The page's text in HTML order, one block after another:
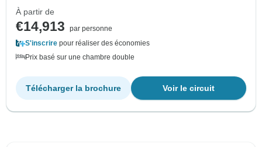
À partir de
€14,913
par personne
S'inscrire pour réaliser des économies
Prix basé sur une chambre double
Voir le circuit
Télécharger la brochure